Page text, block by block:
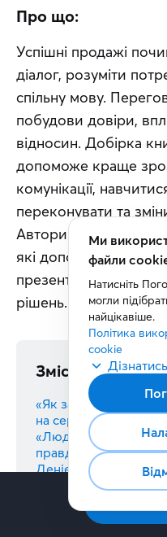
Про що:
Успішні продажі
діалог, розуміти
спільну мову.
побудови довіри,
відносин. Добірка
допоможе краще
комунікації,
переконувати та
Автори діляться
які допомагають
презентувати ідеї
рішень.
Зміст
«Як зачаровувати
на серця, уми та
«Людині властиво
правда про те, як
Деніел Пінк
«Гнучкі продажі. Як
сучасному